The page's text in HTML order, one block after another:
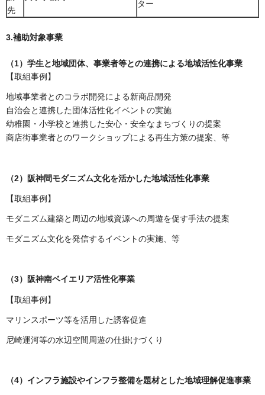
先
ター
3.補助対象事業
（1）学生と地域団体、事業者等との連携による地域活性化事業
【取組事例】
地域事業者とのコラボ開発による新商品開発
自治会と連携した団体活性化イベントの実施
幼稚園・小学校と連携した安心・安全なまちづくりの提案
商店街事業者とのワークショップによる再生方策の提案、等
（2）阪神間モダニズム文化を活かした地域活性化事業
【取組事例】
モダニズム建築と周辺の地域資源への周遊を促す手法の提案
モダニズム文化を発信するイベントの実施、等
（3）阪神南ベイエリア活性化事業
【取組事例】
マリンスポーツ等を活用した誘客促進
尼崎運河等の水辺空間周遊の仕掛けづくり
（4）インフラ施設やインフラ整備を題材とした地域理解促進事業